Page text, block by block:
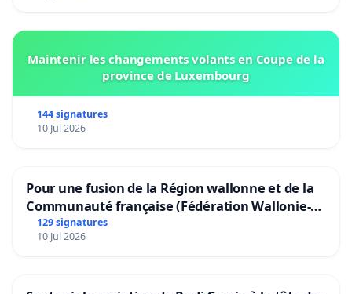
Maintenir les changements volants en Coupe de la
province de Luxembourg
144 signatures
10 Jul 2026
Pour une fusion de la Région wallonne et de la
Communauté française (Fédération Wallonie-
Bruxelles)
129 signatures
10 Jul 2026